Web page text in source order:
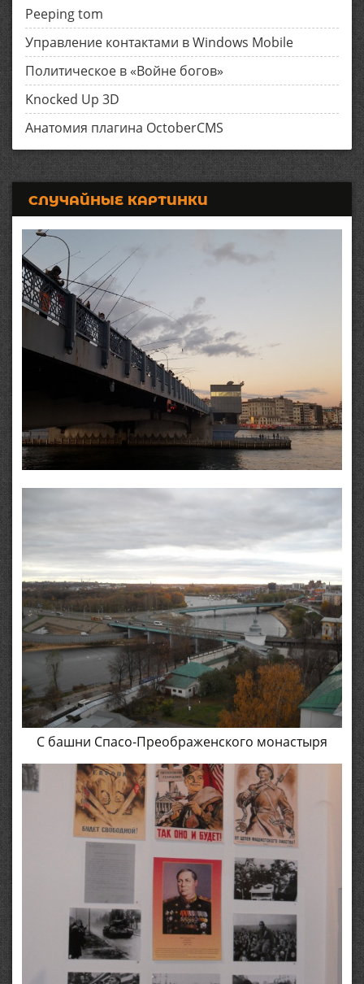
Peeping tom
Управление контактами в Windows Mobile
Политическое в «Войне богов»
Knocked Up 3D
Анатомия плагина OctoberCMS
СЛУЧАЙНЫЕ КАРТИНКИ
С башни Спасо-Преображенского монастыря